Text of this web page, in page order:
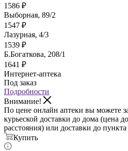
1586 ₽
Выборная, 89/2
1547 ₽
Лазурная, 4/3
1539 ₽
Б.Богаткова, 208/1
1641 ₽
Интернет-аптека
Под заказ
Подробности
Внимание!
По цене онлайн аптеки вы можете
курьеской доставки до дома (цена
расстояния) или доставки до
Купить